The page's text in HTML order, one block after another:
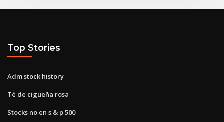
Top Stories
Adm stock history
Té de cigüeña rosa
Stocks no en s & p 500